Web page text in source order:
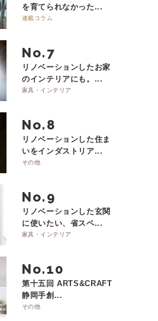
を育てられなかった...
連載コラム
No.
リノベーションしたお家
のインテリアにも。...
家具・インテリア
No.
リノベーションした住ま
いをインダストリア...
その他
No.
リノベーションした玄関
に使いたい、省スペ...
家具・インテリア
No.
第十五回 ARTS&CRAFT
静岡手創...
その他